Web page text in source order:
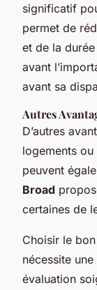
significatif
permet de
et de la
avant
avant sa
Autres
D’autres
logements
peuvent
Broad
certaines de
Choisir le
nécessite
évaluation